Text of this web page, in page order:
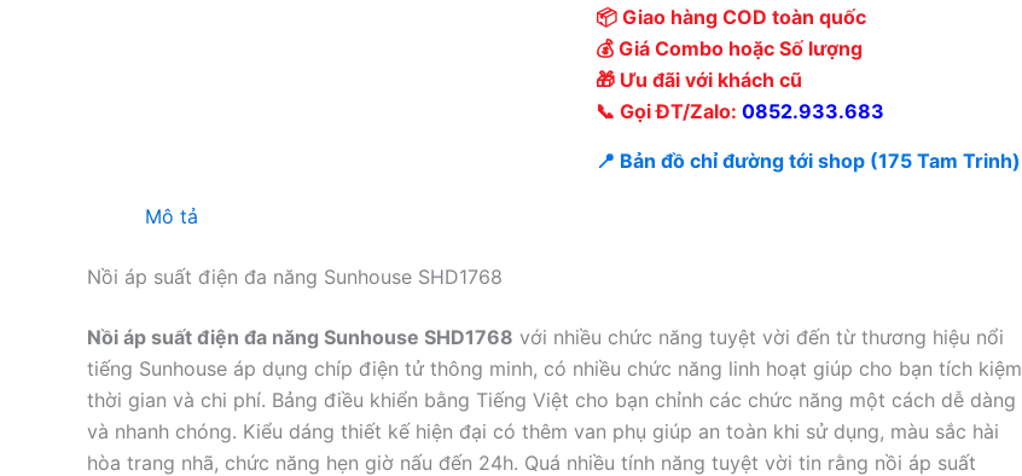
📦 Giao hàng COD toàn quốc
💰 Giá Combo hoặc Số lượng
🎁 Ưu đãi với khách cũ
📞 Gọi ĐT/Zalo: 0852.933.683
📍 Bản đồ chỉ đường tới shop (175 Tam Trinh)
Mô tả
Nồi áp suất điện đa năng Sunhouse SHD1768
Nồi áp suất điện đa năng Sunhouse SHD1768 với nhiều chức năng tuyệt vời đến từ thương hiệu nổi
tiếng Sunhouse áp dụng chíp điện tử thông minh, có nhiều chức năng linh hoạt giúp cho bạn tích kiệm
thời gian và chi phí. Bảng điều khiển bằng Tiếng Việt cho bạn chỉnh các chức năng một cách dễ dàng
và nhanh chóng. Kiểu dáng thiết kế hiện đại có thêm van phụ giúp an toàn khi sử dụng, màu sắc hài
hòa trang nhã, chức năng hẹn giờ nấu đến 24h. Quá nhiều tính năng tuyệt vời tin rằng nồi áp suất